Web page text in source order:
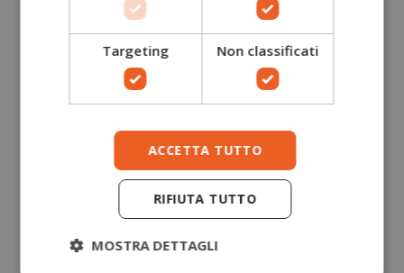
Targeting Non classificati
ACCETTA TUTTO
RIFIUTA TUTTO
MOSTRA DETTAGLI